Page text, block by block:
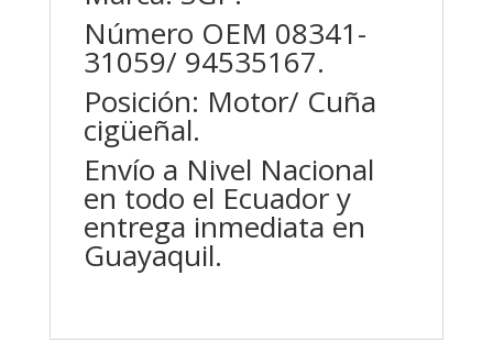
Número OEM 08341-
31059/ 94535167.
Posición: Motor/ Cuña
cigüeñal.
Envío a Nivel Nacional
en todo el Ecuador y
entrega inmediata en
Guayaquil.